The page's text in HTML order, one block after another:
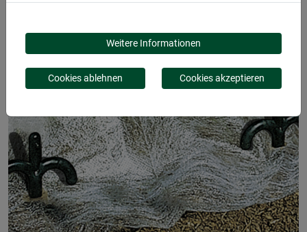
VIELZWECKSTÄBE
Weitere Informationen
Cookies ablehnen Cookies akzeptieren